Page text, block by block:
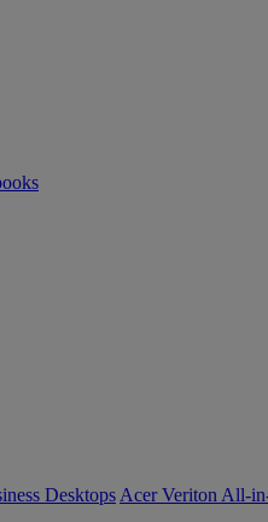
Desktops Acer Veriton All-